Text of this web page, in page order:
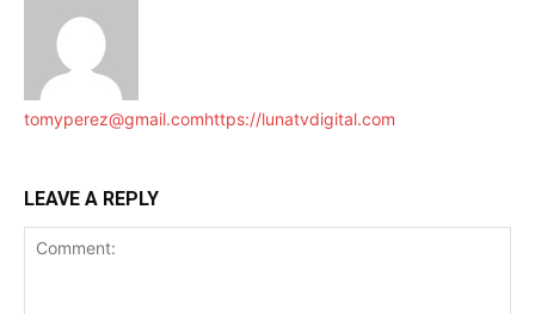
tomyperez@gmail.comhttps://lunatvdigital.com
LEAVE A REPLY